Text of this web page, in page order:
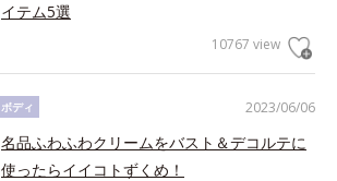
イテム5選
10767 view
2023/06/06
ボディ
名品ふわふわクリームをバスト＆デコルテに
使ったらイイコトずくめ！